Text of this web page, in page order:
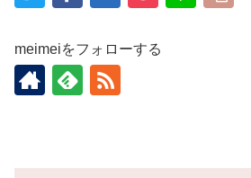
meimeiをフォローする